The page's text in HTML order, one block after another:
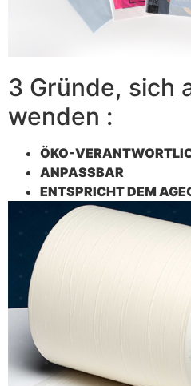
3 Gründe, sich
wenden :
ÖKO-
ANPASSBAR
ENTSPRICHT DEM